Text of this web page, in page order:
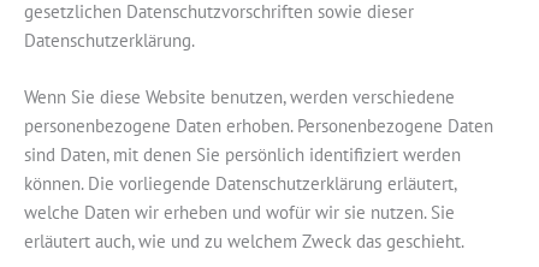
gesetzlichen Datenschutzvorschriften sowie dieser
Datenschutzerklärung.
Wenn Sie diese Website benutzen, werden verschiedene
personenbezogene Daten erhoben. Personenbezogene Daten
sind Daten, mit denen Sie persönlich identifiziert werden
können. Die vorliegende Datenschutzerklärung erläutert,
welche Daten wir erheben und wofür wir sie nutzen. Sie
erläutert auch, wie und zu welchem Zweck das geschieht.